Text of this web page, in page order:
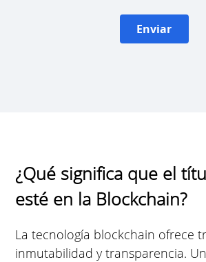
Enviar
¿Qué significa que el
esté en la Blockchain?
La tecnología blockchain ofrece
inmutabilidad y transparencia.